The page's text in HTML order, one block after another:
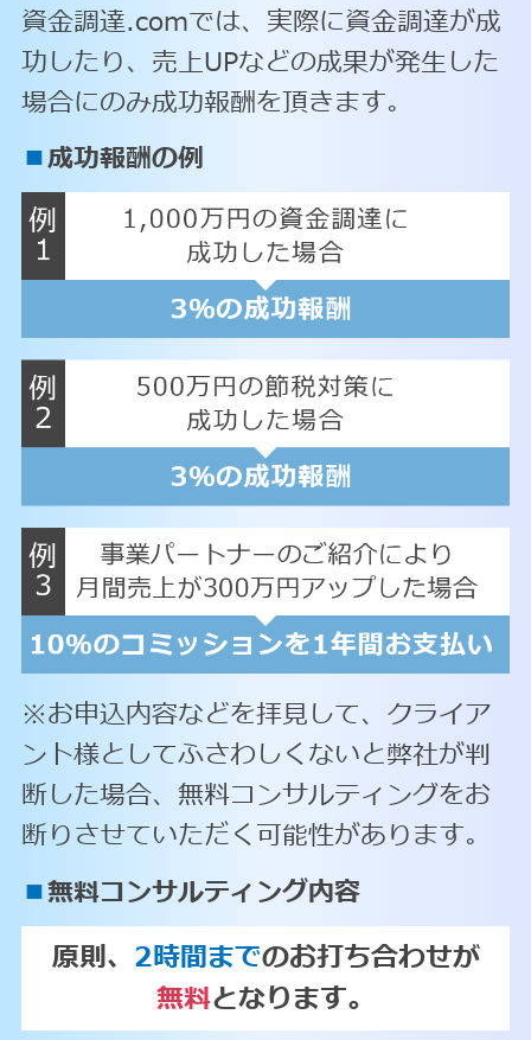
資金調達.comでは、実際に資金調達が成
功したり、売上UPなどの成果が発生した
場合にのみ成功報酬を頂きます。
■成功報酬の例
※お申込内容などを拝見して、クライア
ント様としてふさわしくないと弊社が判
断した場合、無料コンサルティングをお
断りさせていただく可能性があります。
■無料コンサルティング内容
原則、 2時間までのお打ち合わせが
無料となります。